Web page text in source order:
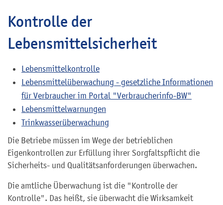
Kontrolle der
Lebensmittelsicherheit
Lebensmittelkontrolle
Lebensmittelüberwachung - gesetzliche Informationen
für Verbraucher im Portal "Verbraucherinfo-BW"
Lebensmittelwarnungen
Trinkwasserüberwachung
Die Betriebe müssen im Wege der betrieblichen
Eigenkontrollen zur Erfüllung ihrer Sorgfaltspflicht die
Sicherheits- und Qualitätsanforderungen überwachen.
Die amtliche Überwachung ist die "Kontrolle der
Kontrolle". Das heißt, sie überwacht die Wirksamkeit